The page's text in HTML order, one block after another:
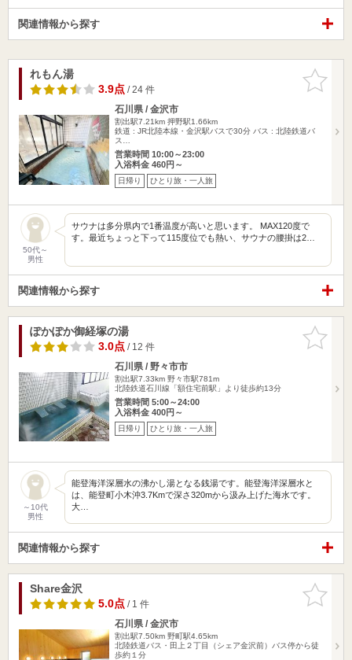
関連情報から探す
お気に入
りに追加
れもん湯
3.9点/ 24 件
石川県 / 金沢市
割出駅7.21km 押野駅1.66km
鉄道 : JR北陸本線・金沢駅バスで30分 バス : 北陸鉄道バ
ス…
営業時間 10:00～23:00
入浴料金 460円～
日帰り ひとり旅・一人旅
50代～
男性
サウナは多分県内で1番温度が高いと思います。 MAX120度で
す。最近ちょっと下って115度位でも熱い、サウナの腰掛は2…
関連情報から探す
お気に入
りに追加
ぽかぽか御経塚の湯
3.0点/ 12 件
石川県 / 野々市市
割出駅7.33km 野々市駅781m
北陸鉄道石川線「額住宅前駅」より徒歩約13分
営業時間 5:00～24:00
入浴料金 400円～
日帰り ひとり旅・一人旅
～10代
男性
能登海洋深層水の沸かし湯となる銭湯です。能登海洋深層水と
は、能登町小木沖3.7Kmで深さ320mから汲み上げた海水です。
大…
関連情報から探す
お気に入
りに追加
Share金沢
5.0点/ 1 件
石川県 / 金沢市
割出駅7.50km 野町駅4.65km
北陸鉄道バス・田上２丁目（シェア金沢前）バス停から徒
歩約１分